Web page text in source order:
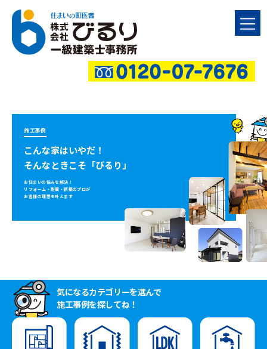
施工事例
こんな家はいやだ！
そんなときこそ「びるり」
お住まいの悩みを解決！
リフォーム・耐震・新築のプロが
お客様の理想を叶えます
気になるカテゴリーを選んで
施工事例を探してね！